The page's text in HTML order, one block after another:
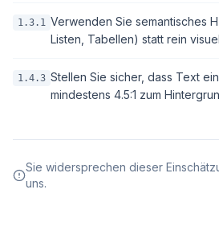
1.3.1 Verwenden Sie semantisches
Listen, Tabellen) statt rein
1.4.3 Stellen Sie sicher, dass Text
mindestens 4.5:1 zum
Sie widersprechen dieser
uns.